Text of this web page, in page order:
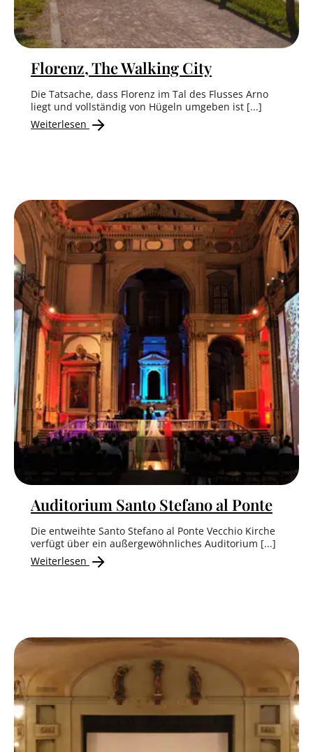
Florenz, The Walking City
Die Tatsache, dass Florenz im Tal des Flusses Arno
liegt und vollständig von Hügeln umgeben ist [...]
Weiterlesen
Auditorium Santo Stefano al Ponte
Die entweihte Santo Stefano al Ponte Vecchio Kirche
verfügt über ein außergewöhnliches Auditorium [...]
Weiterlesen